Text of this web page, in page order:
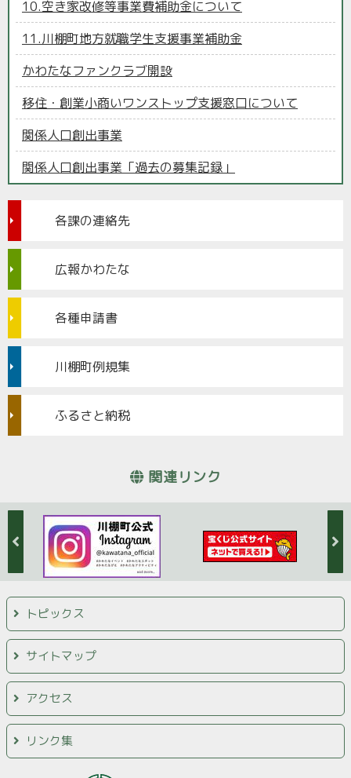
10.空き家改修等事業費補助金について
11.川棚町地方就職学生支援事業補助金
かわたなファンクラブ開設
移住・創業小商いワンストップ支援窓口について
関係人口創出事業
関係人口創出事業「過去の募集記録」
各課の連絡先
広報かわたな
各種申請書
川棚町例規集
ふるさと納税
関連リンク
トピックス
サイトマップ
アクセス
リンク集